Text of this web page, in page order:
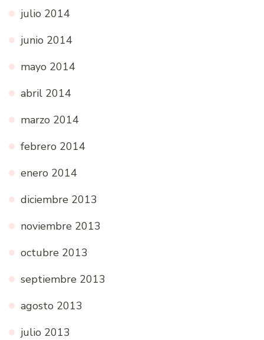
julio 2014
junio 2014
mayo 2014
abril 2014
marzo 2014
febrero 2014
enero 2014
diciembre 2013
noviembre 2013
octubre 2013
septiembre 2013
agosto 2013
julio 2013